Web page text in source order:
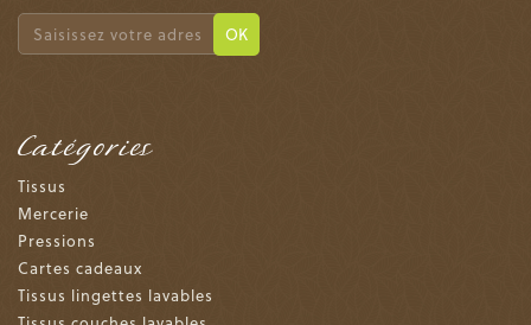
OK
Catégories
Tissus
Mercerie
Pressions
Cartes cadeaux
Tissus lingettes lavables